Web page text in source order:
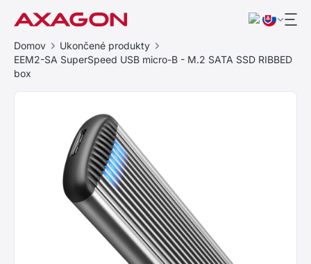
Domov
Ukončené produkty
EEM2-SA SuperSpeed USB micro-B - M.2 SATA SSD RIBBED
box